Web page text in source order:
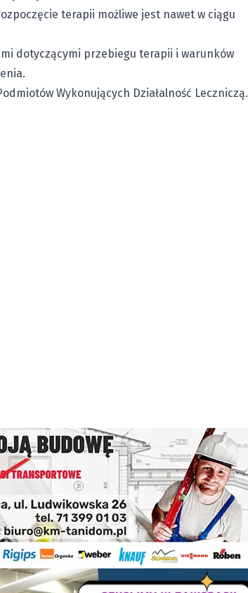
terapii możliwe jest nawet w ciągu
dotyczącymi przebiegu terapii i warunków
Wykonujących Działalność Leczniczą.